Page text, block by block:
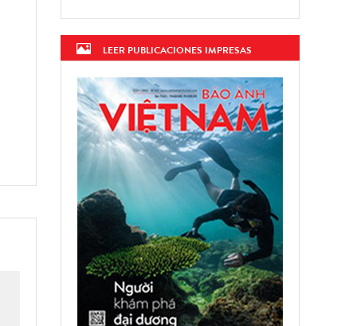
LEER PUBLICACIONES IMPRESAS